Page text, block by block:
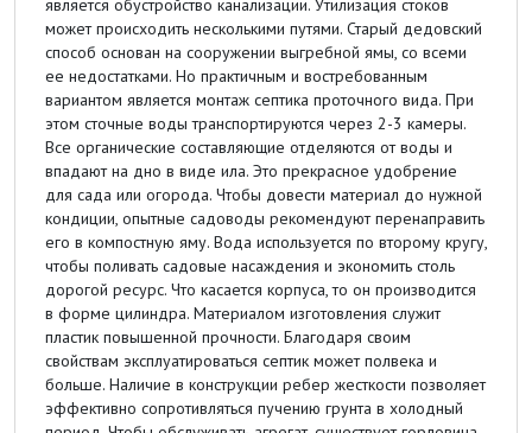
является обустройство канализации. Утилизация стоков
может происходить несколькими путями. Старый дедовский
способ основан на сооружении выгребной ямы, со всеми
ее недостатками. Но практичным и востребованным
вариантом является монтаж септика проточного вида. При
этом сточные воды транспортируются через 2-3 камеры.
Все органические составляющие отделяются от воды и
впадают на дно в виде ила. Это прекрасное удобрение
для сада или огорода. Чтобы довести материал до нужной
кондиции, опытные садоводы рекомендуют перенаправить
его в компостную яму. Вода используется по второму кругу,
чтобы поливать садовые насаждения и экономить столь
дорогой ресурс. Что касается корпуса, то он производится
в форме цилиндра. Материалом изготовления служит
пластик повышенной прочности. Благодаря своим
свойствам эксплуатироваться септик может полвека и
больше. Наличие в конструкции ребер жесткости позволяет
эффективно сопротивляться пучению грунта в холодный